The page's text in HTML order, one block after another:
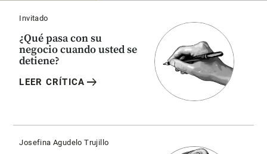
Invitado
¿Qué pasa con su
negocio cuando usted se
detiene?
LEER CRÍTICA arrow_right_alt
Josefina Agudelo Trujillo